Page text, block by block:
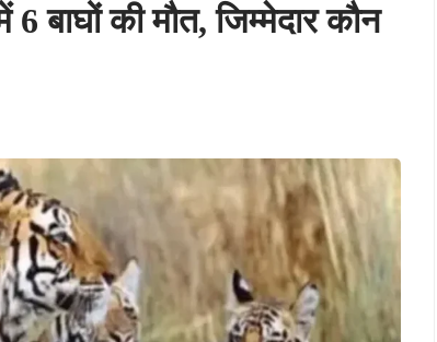
बाघों की मौत, जिम्मेदार कौन